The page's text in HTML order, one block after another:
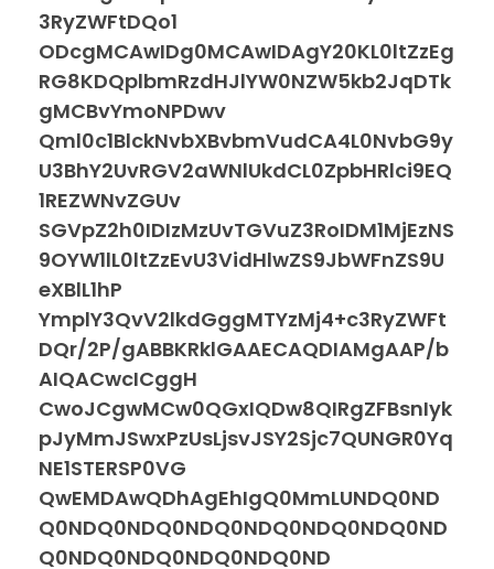
3RyZWFtDQo1
ODcgMCAwIDg0MCAwIDAgY20KL0ltZzEg
RG8KDQplbmRzdHJlYW0NZW5kb2JqDTk
gMCBvYmoNPDwv
Qml0c1BlckNvbXBvbmVudCA4L0NvbG9y
U3BhY2UvRGV2aWNlUkdCL0ZpbHRlci9EQ
1REZWNvZGUv
SGVpZ2h0IDIzMzUvTGVuZ3RoIDM1MjEzNS
9OYW1lL0ltZzEvU3VidHlwZS9JbWFnZS9U
eXBlL1hP
YmplY3QvV2lkdGggMTYzMj4+c3RyZWFt
DQr/2P/gABBKRklGAAECAQDIAMgAAP/b
AIQACwcICggH
CwoJCgwMCw0QGxIQDw8QIRgZFBsnIyk
pJyMmJSwxPzUsLjsvJSY2Sjc7QUNGR0Yq
NE1STERSP0VG
QwEMDAwQDhAgEhIgQ0MmLUNDQ0ND
Q0NDQ0NDQ0NDQ0NDQ0NDQ0NDQ0ND
Q0NDQ0NDQ0NDQ0NDQ0ND